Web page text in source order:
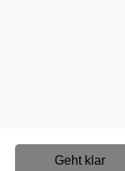
Geht klar